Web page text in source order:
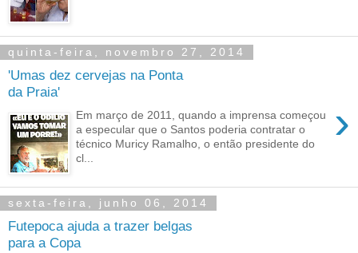
quinta-feira, novembro 27, 2014
'Umas dez cervejas na Ponta
da Praia'
›
Em março de 2011, quando a imprensa começou
a especular que o Santos poderia contratar o
técnico Muricy Ramalho, o então presidente do
cl...
sexta-feira, junho 06, 2014
Futepoca ajuda a trazer belgas
para a Copa